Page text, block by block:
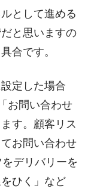
として進める
と思いますの
合です。
定した場合
お問い合わせ
す。顧客リス
お問い合わせ
デリバリーを
ひく」など